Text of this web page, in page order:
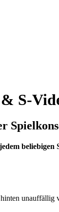
S-
beliebigen
unauffällig